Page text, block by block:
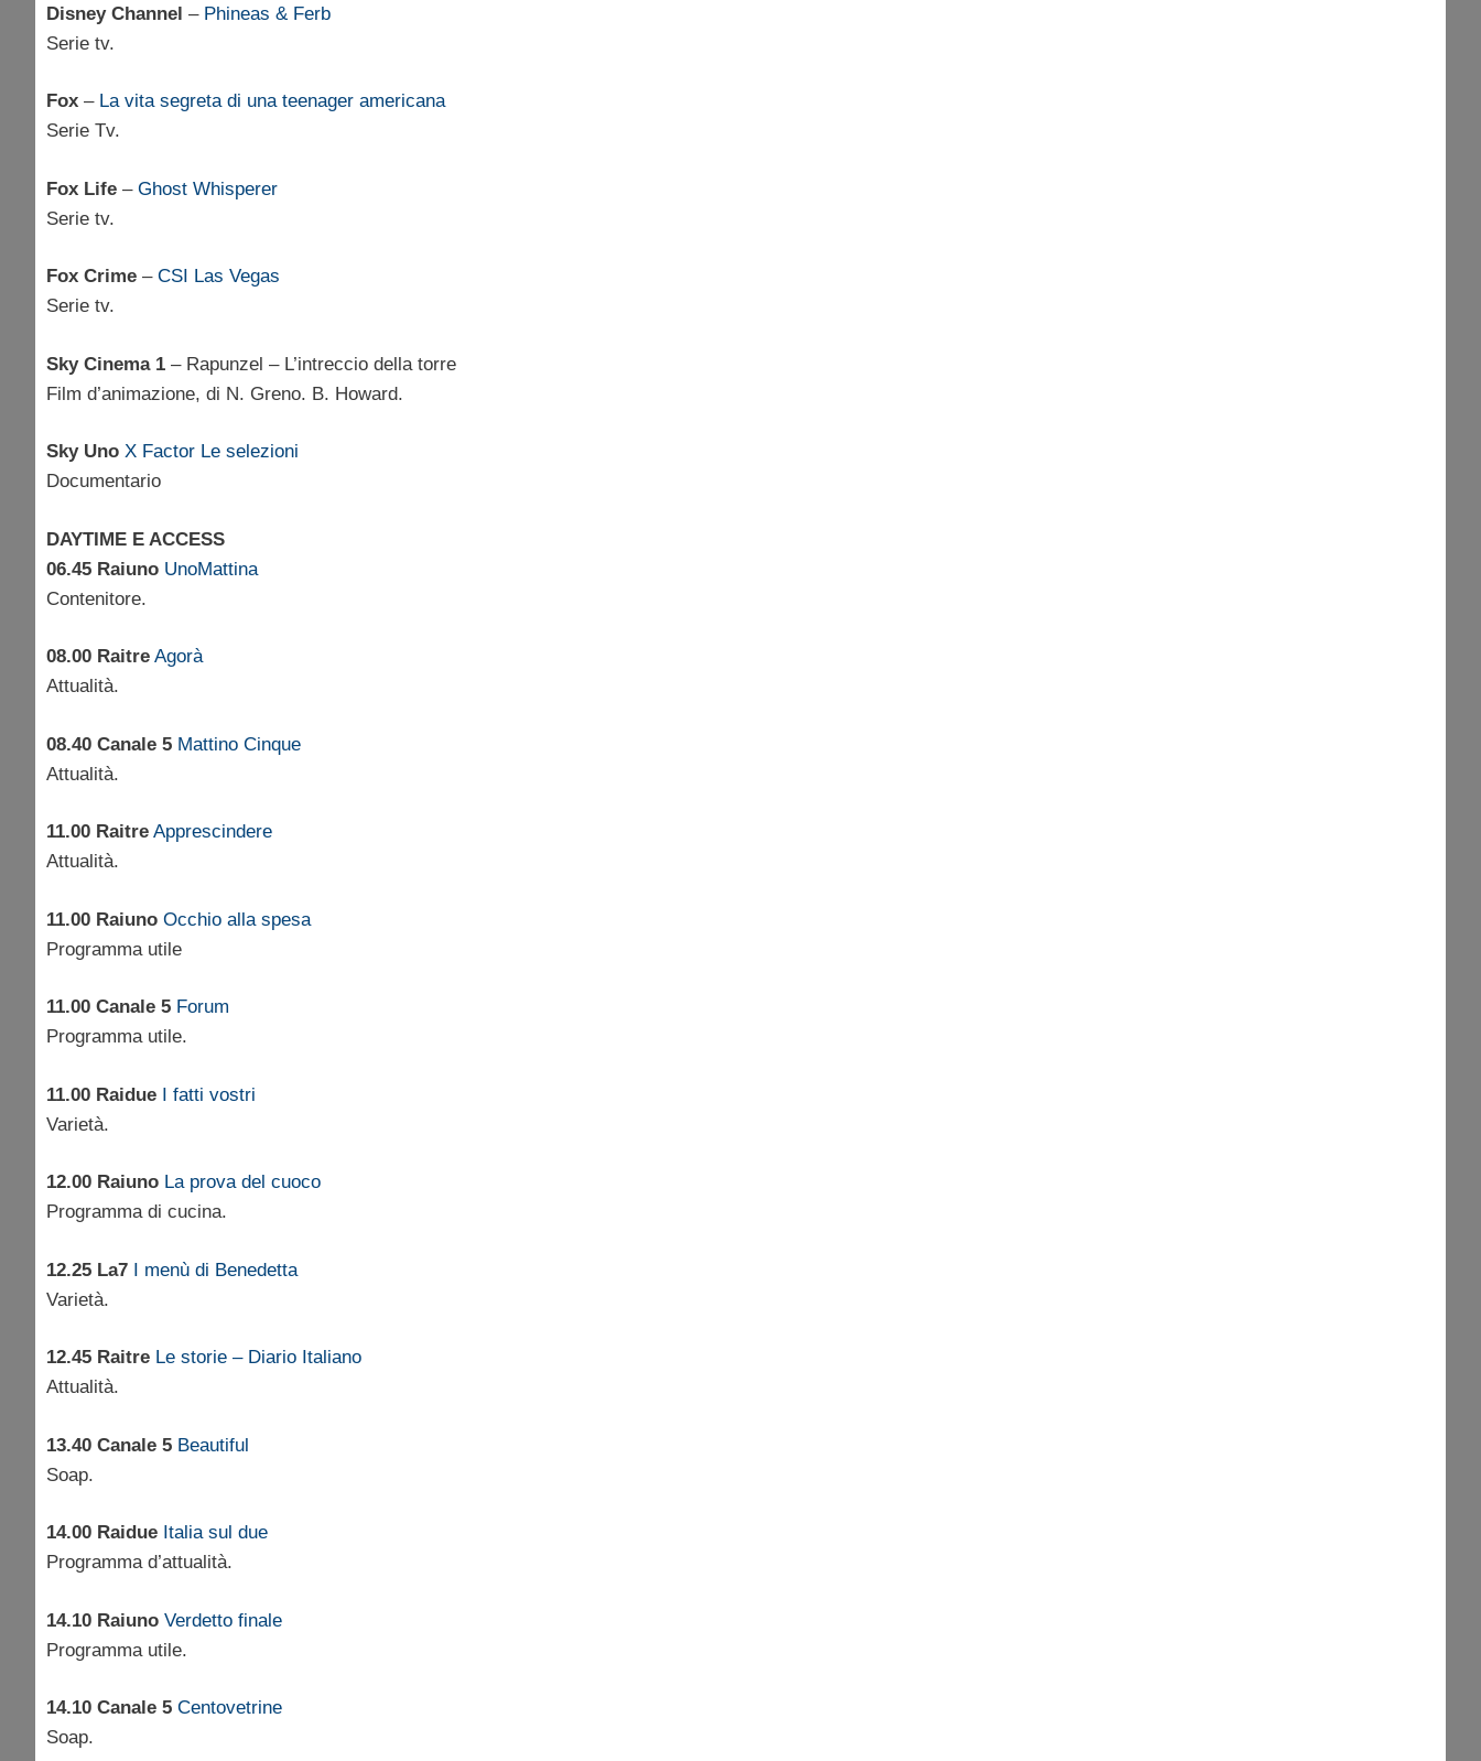
Disney Channel – Phineas & Ferb
Serie tv.
Fox – La vita segreta di una teenager americana
Serie Tv.
Fox Life – Ghost Whisperer
Serie tv.
Fox Crime – CSI Las Vegas
Serie tv.
Sky Cinema 1 – Rapunzel – L’intreccio della torre
Film d’animazione, di N. Greno. B. Howard.
Sky Uno X Factor Le selezioni
Documentario
DAYTIME E ACCESS
06.45 Raiuno UnoMattina
Contenitore.
08.00 Raitre Agorà
Attualità.
08.40 Canale 5 Mattino Cinque
Attualità.
11.00 Raitre Apprescindere
Attualità.
11.00 Raiuno Occhio alla spesa
Programma utile
11.00 Canale 5 Forum
Programma utile.
11.00 Raidue I fatti vostri
Varietà.
12.00 Raiuno La prova del cuoco
Programma di cucina.
12.25 La7 I menù di Benedetta
Varietà.
12.45 Raitre Le storie – Diario Italiano
Attualità.
13.40 Canale 5 Beautiful
Soap.
14.00 Raidue Italia sul due
Programma d’attualità.
14.10 Raiuno Verdetto finale
Programma utile.
14.10 Canale 5 Centovetrine
Soap.